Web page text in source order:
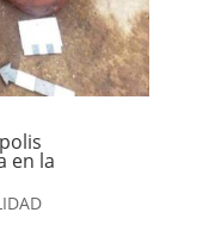
en la